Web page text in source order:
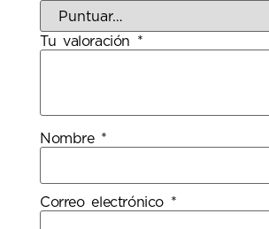
Tu valoración *
Nombre *
Correo electrónico *